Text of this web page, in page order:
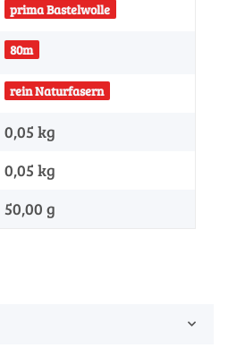
prima Bastelwolle
80m
rein Naturfasern
0,05 kg
0,05 kg
50,00 g